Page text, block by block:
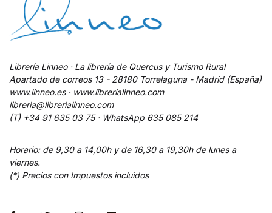
Librería Linneo · La librería de Quercus y Turismo Rural
Apartado de correos 13 - 28180 Torrelaguna - Madrid (España)
www.linneo.es · www.librerialinneo.com
libreria@librerialinneo.com
(T) +34 91 635 03 75 · WhatsApp 635 085 214
Horario: de 9,30 a 14,00h y de 16,30 a 19,30h de lunes a
viernes.
(*) Precios con Impuestos incluidos